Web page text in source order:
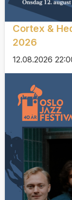
Cortex &
2026
12.08.2026